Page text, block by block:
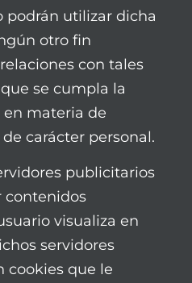
podrán utilizar dicha
otro fin
con tales
se cumpla la
materia de
carácter personal.
publicitarios
contenidos
visualiza en
servidores
cookies que le